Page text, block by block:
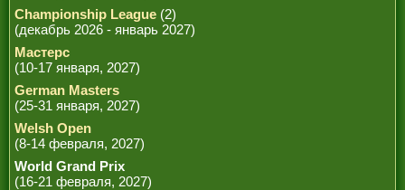
Championship League (2)
(декабрь 2026 - январь 2027)
Мастерс
(10-17 января, 2027)
German Masters
(25-31 января, 2027)
Welsh Open
(8-14 февраля, 2027)
World Grand Prix
(16-21 февраля, 2027)